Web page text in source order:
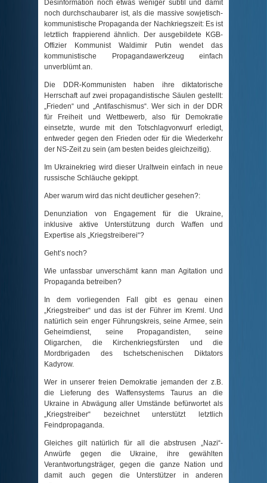
Desinformation noch etwas weniger subtil und damit
noch durchschaubarer ist, als die massive sowjetisch-
kommunistische Propaganda der Nachkriegszeit: Es ist
letztlich frappierend ähnlich. Der ausgebildete KGB-
Offizier Kommunist Waldimir Putin wendet das
kommunistische Propagandawerkzeug einfach
unverblümt an.
Die DDR-Kommunisten haben ihre diktatorische
Herrschaft auf zwei propagandistische Säulen gestellt:
Frieden“ und „Antifaschismus“. Wer sich in der DDR
für Freiheit und Wettbewerb, also für Demokratie
einsetzte, wurde mit den Totschlagvorwurf erledigt,
entweder gegen den Frieden oder für die Wiederkehr
der NS-Zeit zu sein (am besten beides gleichzeitig).
Im Ukrainekrieg wird dieser Uraltwein einfach in neue
russische Schläuche gekippt.
Aber warum wird das nicht deutlicher gesehen?:
Denunziation von Engagement für die Ukraine,
inklusive aktive Unterstützung durch Waffen und
Expertise als „Kriegstreiberei“?
Geht’s noch?
Wie unfassbar unverschämt kann man Agitation und
Propaganda betreiben?
In dem vorliegenden Fall gibt es genau einen
Kriegstreiber“ und das ist der Führer im Kreml. Und
natürlich sein enger Führungskreis, seine Armee, sein
Geheimdienst, seine Propagandisten, seine
Oligarchen, die Kirchenkriegsfürsten und die
Mordbrigaden des tschetschenischen Diktators
Kadyrow.
Wer in unserer freien Demokratie jemanden der z.B.
die Lieferung des Waffensystems Taurus an die
Ukraine in Abwägung aller Umstände befürwortet als
Kriegstreiber“ bezeichnet unterstützt letztlich
Feindpropaganda.
Gleiches gilt natürlich für all die abstrusen „Nazi“-
Anwürfe gegen die Ukraine, ihre gewählten
Verantwortungsträger, gegen die ganze Nation und
damit auch gegen die Unterstützer in anderen